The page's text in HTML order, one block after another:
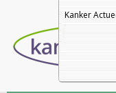
Kanker